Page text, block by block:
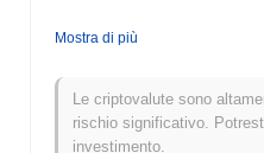
Nelle ultime 24 ore, il volume
$0.172899
precedente. Ciò suggerisce
dell'attività di trading.
Qual è lo storico della
Mostra di più
Le criptovalute sono
rischio significativo.
investimento.